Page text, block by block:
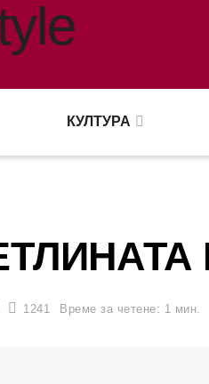
КУЛТУРА
1241 Време за четене: 1 мин.